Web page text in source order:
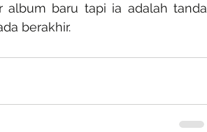
album baru tapi ia adalah tanda
berakhir.